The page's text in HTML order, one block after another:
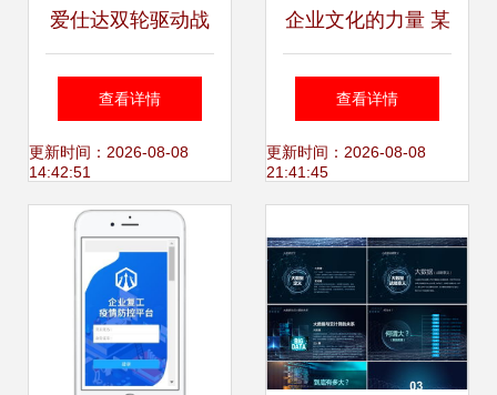
爱仕达双轮驱动战
略加速，助推制造
快车道深耕工业互
联网数据服务
查看详情
更新时间：2026-08-08
14:42:51
企业文化的力量 某
集团食品公司PPT
资源的深度解读与
融合启示
查看详情
更新时间：2026-08-08
21:41:45